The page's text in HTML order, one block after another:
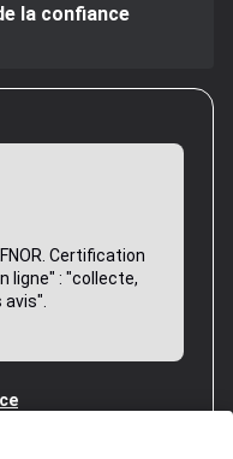
la confiance
Certification
ligne" : "collecte,